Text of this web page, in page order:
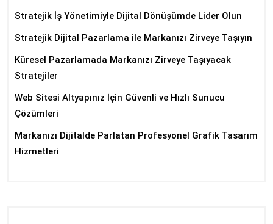
Stratejik İş Yönetimiyle Dijital Dönüşümde Lider Olun
Stratejik Dijital Pazarlama ile Markanızı Zirveye Taşıyın
Küresel Pazarlamada Markanızı Zirveye Taşıyacak
Stratejiler
Web Sitesi Altyapınız İçin Güvenli ve Hızlı Sunucu
Çözümleri
Markanızı Dijitalde Parlatan Profesyonel Grafik Tasarım
Hizmetleri